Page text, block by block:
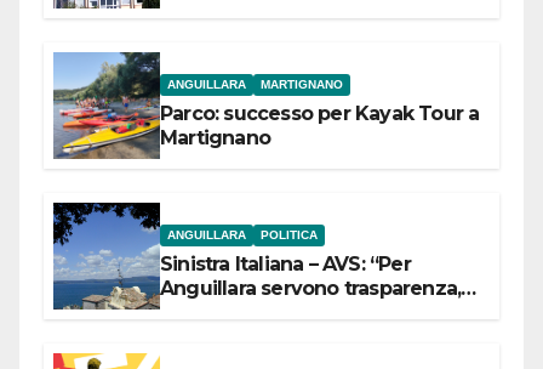
ANGUILLARA MARTIGNANO
Parco: successo per Kayak Tour a
Martignano
ANGUILLARA POLITICA
Sinistra Italiana – AVS: “Per
Anguillara servono trasparenza,